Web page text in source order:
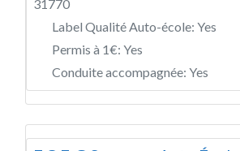
31770
Label Qualité Auto-école: Yes
Permis à 1€: Yes
Conduite accompagnée: Yes